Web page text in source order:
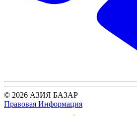
© 2026 АЗИЯ БАЗАР
Правовая Информация